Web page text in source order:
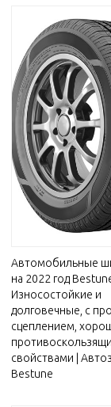
Автомобильные
на 2022 год Bestune
Износостойкие и
долговечные, с
сцеплением,
свойствами |
Bestune